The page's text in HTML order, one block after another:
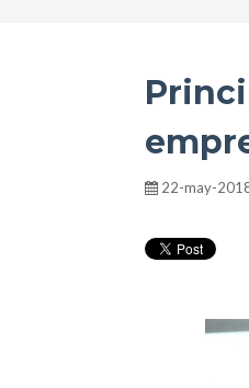
22-may-